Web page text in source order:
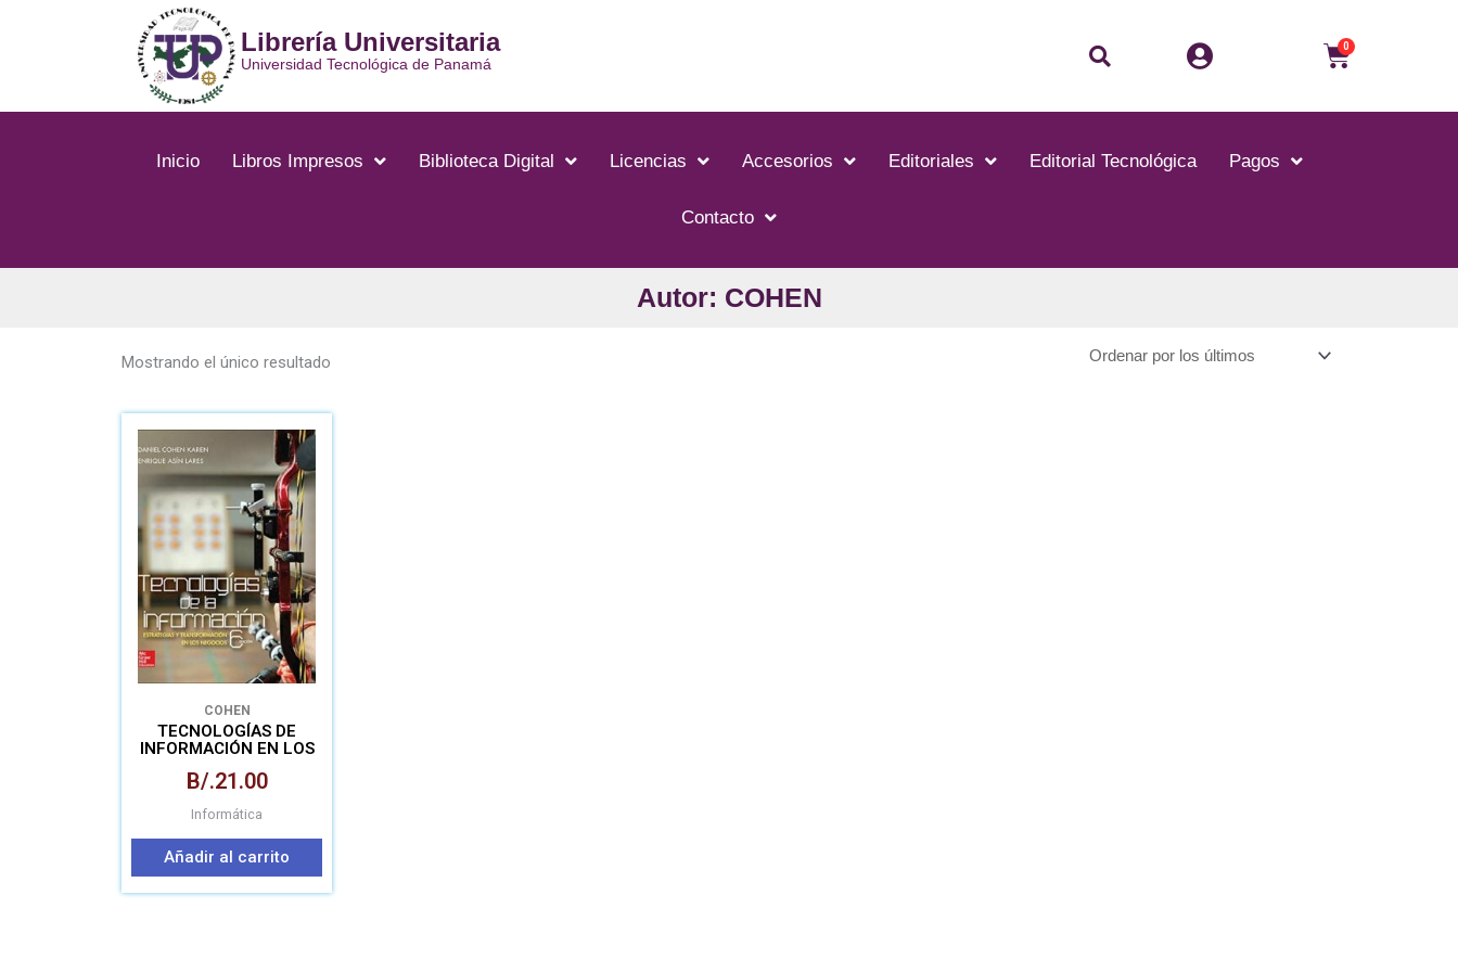
Librería Universitaria
Universidad Tecnológica de Panamá Buscar 0Carrito
Inicio Libros Impresos Biblioteca Digital Licencias Accesorios Editoriales Editorial Tecnológica Pagos
Contacto
Autor: COHEN
Mostrando el único resultado
COHEN
TECNOLOGÍAS DE
INFORMACIÓN EN LOS
B/.21.00
Informática
Añadir al carrito